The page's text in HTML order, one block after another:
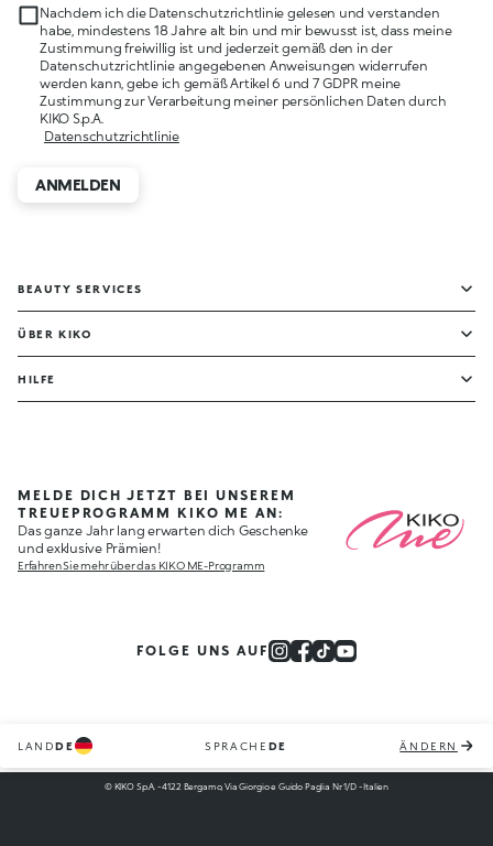
Nachdem ich die Datenschutzrichtlinie gelesen und verstanden
habe, mindestens 18 Jahre alt bin und mir bewusst ist, dass meine
Zustimmung freiwillig ist und jederzeit gemäß den in der
Datenschutzrichtlinie angegebenen Anweisungen widerrufen
werden kann, gebe ich gemäß Artikel 6 und 7 GDPR meine
Zustimmung zur Verarbeitung meiner persönlichen Daten durch
KIKO S.p.A.
Datenschutzrichtlinie
ANMELDEN
BEAUTY SERVICES
ÜBER KIKO
HILFE
MELDE DICH JETZT BEI UNSEREM
TREUEPROGRAMM KIKO ME AN:
Das ganze Jahr lang erwarten dich Geschenke
und exklusive Prämien!
Erfahren Sie mehr über das KIKO ME-Programm
FOLGE UNS AUF
LANDDE SPRACHE DE ÄNDERN
© KIKO S.p.A. - 4122 Bergamo, Via Giorgio e Guido Paglia Nr. 1/D - Italien